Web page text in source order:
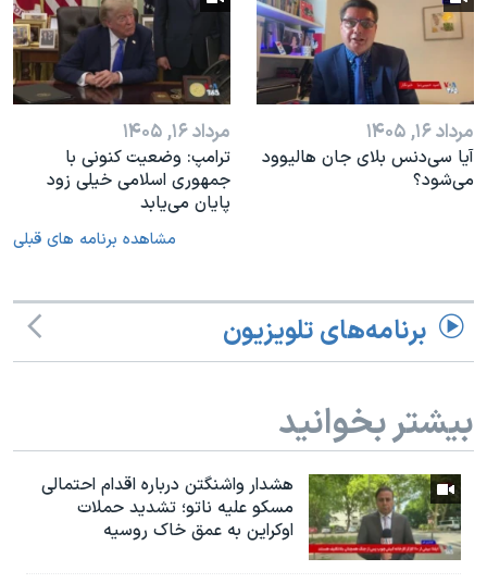
مرداد ۱۶, ۱۴۰۵
آیا سی‌دنس بلای جان هالیوود
می‌شود؟
مرداد ۱۶, ۱۴۰۵
ترامپ: وضعیت کنونی با
جمهوری اسلامی خیلی زود
پایان می‌یابد
مشاهده برنامه های قبلی
برنامه‌های تلویزیون
بیشتر بخوانید
هشدار واشنگتن درباره اقدام احتمالی
مسکو علیه ناتو؛ تشدید حملات
اوکراین به عمق خاک روسیه